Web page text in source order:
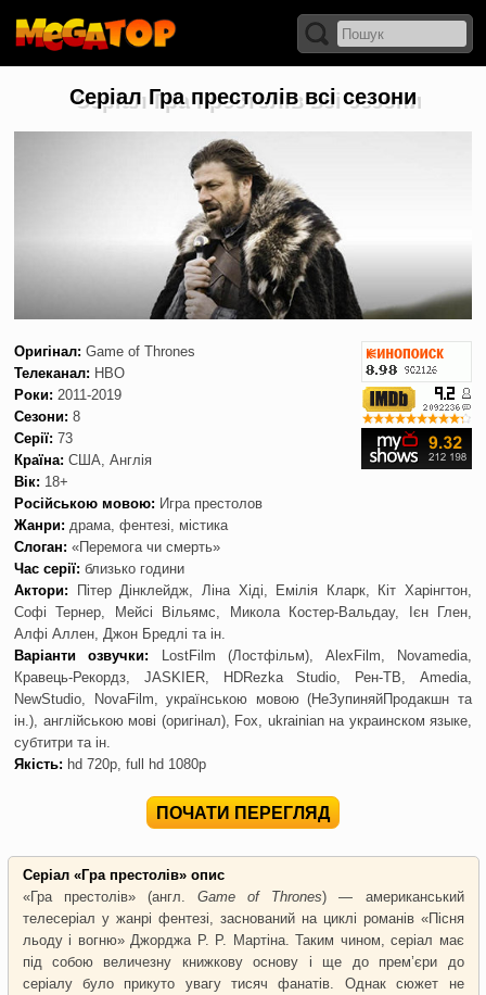
Серіал Гра престолів всі сезони
Оригінал: Game of Thrones
Телеканал: HBO
Роки: 2011-2019
Сезони: 8
Серії: 73
Країна: США, Англія
Вік: 18+
Російською мовою: Игра престолов
Жанри: драма, фентезі, містика
Слоган: «Перемога чи смерть»
Час серії: близько години
Актори: Пітер Дінклейдж, Ліна Хіді, Емілія Кларк, Кіт Харінгтон,
Софі Тернер, Мейсі Вільямс, Микола Костер-Вальдау, Ієн Глен,
Алфі Аллен, Джон Бредлі та ін.
Варіанти озвучки: LostFilm (Лостфільм), AlexFilm, Novamedia,
Кравець-Рекордз, JASKIER, HDRezka Studio, Рен-ТВ, Amedia,
NewStudio, NovaFilm, українською мовою (НеЗупиняйПродакшн та
ін.), англійською мові (оригінал), Fox, ukrainian на украинском языке,
субтитри та ін.
Якість: hd 720p, full hd 1080p
ПОЧАТИ ПЕРЕГЛЯД
Серіал «Гра престолів» опис
«Гра престолів» (англ. Game of Thrones) — американський
телесеріал у жанрі фентезі, заснований на циклі романів «Пісня
льоду і вогню» Джорджа Р. Р. Мартіна. Таким чином, серіал має
під собою величезну книжкову основу і ще до прем’єри до
серіалу було прикуто увагу тисяч фанатів. Однак сюжет не